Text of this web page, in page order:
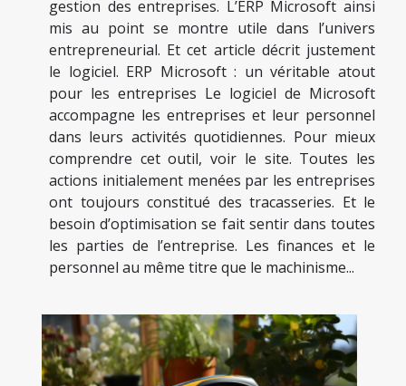
gestion des entreprises. L’ERP Microsoft ainsi
mis au point se montre utile dans l’univers
entrepreneurial. Et cet article décrit justement
le logiciel. ERP Microsoft : un véritable atout
pour les entreprises Le logiciel de Microsoft
accompagne les entreprises et leur personnel
dans leurs activités quotidiennes. Pour mieux
comprendre cet outil, voir le site. Toutes les
actions initialement menées par les entreprises
ont toujours constitué des tracasseries. Et le
besoin d’optimisation se fait sentir dans toutes
les parties de l’entreprise. Les finances et le
personnel au même titre que le machinisme...